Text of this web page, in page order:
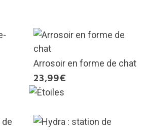
Arrosoir en forme de chat
23,99€